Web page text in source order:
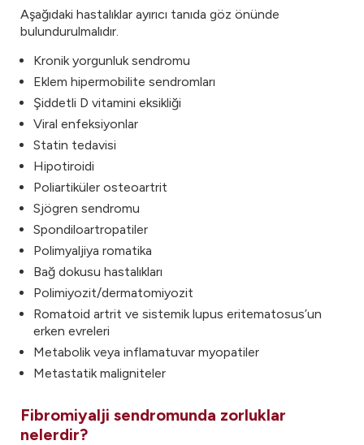
Aşağıdaki hastalıklar ayırıcı tanıda göz önünde
bulundurulmalıdır.
Kronik yorgunluk sendromu
Eklem hipermobilite sendromları
Şiddetli D vitamini eksikliği
Viral enfeksiyonlar
Statin tedavisi
Hipotiroidi
Poliartiküler osteoartrit
Sjögren sendromu
Spondiloartropatiler
Polimyaljiya romatika
Bağ dokusu hastalıkları
Polimiyozit/dermatomiyozit
Romatoid artrit ve sistemik lupus eritematosus’un
erken evreleri
Metabolik veya inflamatuvar myopatiler
Metastatik maligniteler
Fibromiyalji sendromunda zorluklar
nelerdir?